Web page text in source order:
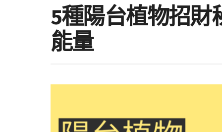
5種陽台植物招財
能量